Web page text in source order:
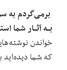
برمی‌گردم به‌
بـه‌ آثـار‌ شما
خواندن
که‌ شما‌